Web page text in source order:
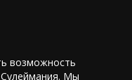
возможность
Мы